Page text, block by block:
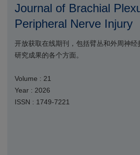
Journal of Brachial
Peripheral Nerve Injury
开放获取在线期刊，包括臂丛和外周神经
研究成果的各个方面。
Volume : 21
Year : 2026
ISSN : 1749-7221